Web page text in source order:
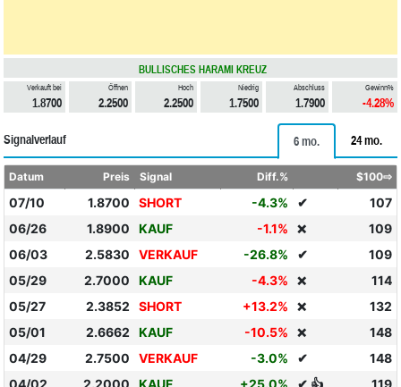
BULLISCHES HARAMI KREUZ
Verkauft bei
1.8700
Öffnen
2.2500
Hoch
2.2500
Niedrig
1.7500
Abschluss
1.7900
Gewinn%
-4.28%
Signalverlauf 6 mo. 24 mo.
Datum Preis Signal Diff.% $100⇨
07/10 1.8700 SHORT -4.3% ✔
107
06/26
1.8900 KAUF -1.1% ❌
109
06/03
2.5830 VERKAUF -26.8% ✔
109
05/29
2.7000 KAUF -4.3% ❌
114
05/27
2.3852 SHORT +13.2% ❌
132
05/01
2.6662 KAUF -10.5% ❌
148
04/29
2.7500 VERKAUF -3.0% ✔
148
04/02
2.2000 KAUF +25.0% ✔ 👍
119